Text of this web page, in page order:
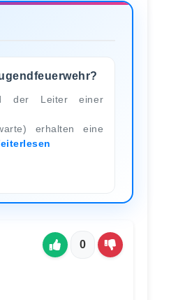
der Leiter einer
erhalten eine
0